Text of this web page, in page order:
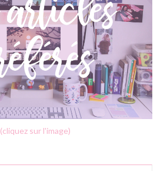
(cliquez sur l'image)